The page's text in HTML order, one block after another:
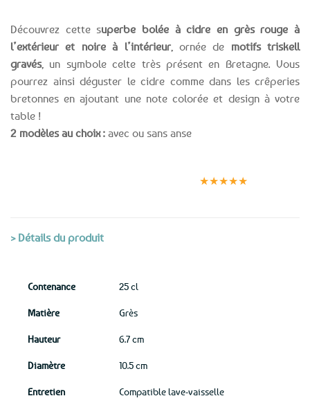
Découvrez cette superbe bolée à cidre en grès rouge à
l’extérieur et noire à l’intérieur, ornée de motifs triskell
gravés, un symbole celte très présent en Bretagne. Vous
pourrez ainsi déguster le cidre comme dans les crêperies
bretonnes en ajoutant une note colorée et design à votre
table !
2 modèles au choix : avec ou sans anse
★★★★★
> Détails du produit
Contenance 25 cl
Matière Grès
Hauteur 6.7 cm
Diamètre 10.5 cm
Entretien Compatible lave-vaisselle